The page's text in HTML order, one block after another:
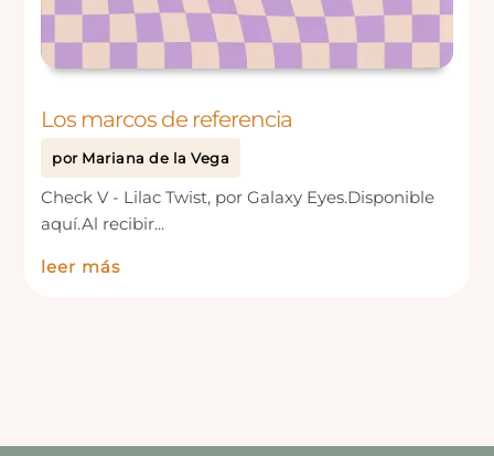
Los marcos de referencia
por Mariana de la Vega
Check V - Lilac Twist, por Galaxy Eyes.Disponible
aquí.Al recibir...
leer más